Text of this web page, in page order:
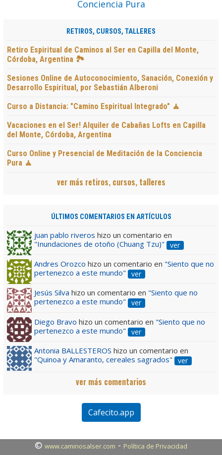
RETIROS, CURSOS, TALLERES
Retiro Espiritual de Caminos al Ser en Capilla del Monte,
Córdoba, Argentina 🏞️
Sesiones Online de Autoconocimiento, Sanación, Conexión y
Desarrollo Espiritual, por Sebastián Alberoni
Curso a Distancia: "Camino Espiritual Integrado" 🧘
Vacaciones en el Ser! Alquiler de Cabañas Lofts en Capilla
del Monte, Córdoba, Argentina
Curso Online y Presencial de Meditación de la Conciencia
Pura 🧘
ver más retiros, cursos, talleres
ÚLTIMOS COMENTARIOS EN ARTÍCULOS
juan pablo riveros hizo un comentario en
"Inundaciones de otoño (Chuang Tzu)"
ver
Andres Orozco hizo un comentario en "Siento que no
pertenezco a este mundo"
ver
Jesús Silva hizo un comentario en "Siento que no
pertenezco a este mundo"
ver
Diego Bravo hizo un comentario en "Siento que no
pertenezco a este mundo"
ver
Antonia BALLESTEROS hizo un comentario en
"Quinoa y Amaranto, cereales sagrados"
ver
ver más comentarios
Cafecito.app
© www.caminosalser.com - Política de Privacidad